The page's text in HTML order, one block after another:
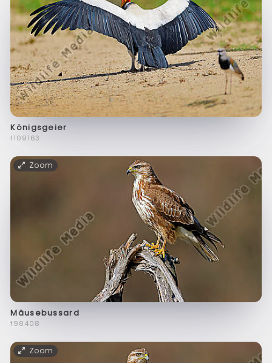
Königsgeier
f109163
Zoom
Mäusebussard
f98408
Zoom